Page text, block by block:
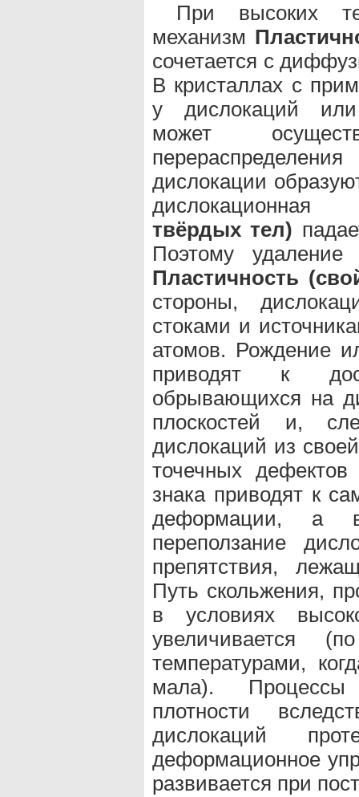
При высоких
механизм
сочетается с
В кристаллах с
у дислокаций или
может
дислокации
твёрдых тел)
Поэтому
Пластичность
стороны,
стоками и
атомов. Рождение
приводят к
обрывающихся на
плоскостей и,
дислокаций из
точечных
знака приводят к
деформации, а
переползание
препятствия,
Путь скольжения,
в условиях
увеличивается
температурами,
мала). Процессы
плотности
дислокаций
деформационное
развивается при